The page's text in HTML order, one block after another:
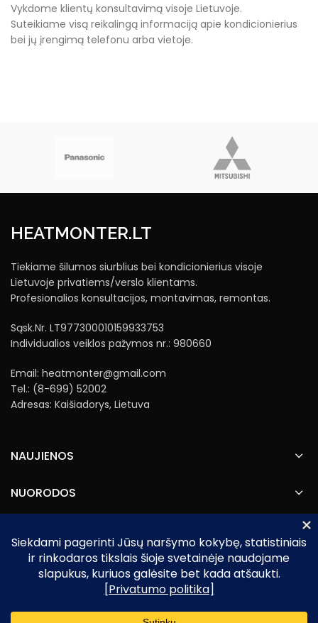
Vykdome klientų konsultavimą visoje Lietuvoje.
Suteikiame visą reikalingą informaciją apie kondicionierius
bei jų įrengimą telefonu arba vietoje.
HEATMONTER.LT
Tiekiame šilumos siurblius bei kondicionierius visoje
Lietuvoje privatiems/verslo klientams.
Profesionalios konsultacijos, montavimas, remontas.
Sąsk.Nr. LT977300010159933753
Individualios veiklos pažymos nr.: 980660
Email: heatmonter@gmail.com
Tel.: (8-699) 52002
Adresas: Kaišiadorys, Lietuva
NAUJIENOS
NUORODOS
Heatmonter.lt